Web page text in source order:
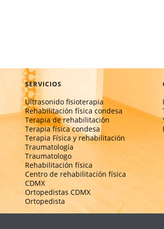
SERVICIOS
Ultrasonido fisioterapia
Rehabilitación física condesa
Terapia de rehabilitación
Terapia física condesa
Terapia Física y rehabilitación
Traumatología
Traumatologo
Rehabilitación física
Centro de rehabilitación física
CDMX
Ortopedistas CDMX
Ortopedista